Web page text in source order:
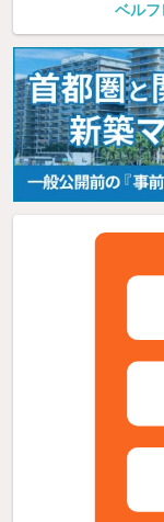
ベル